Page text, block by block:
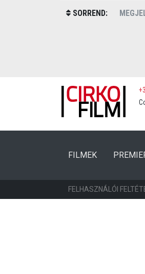
SORREND:
FILMEK(CURRENT)
FELHASZNÁLÓI